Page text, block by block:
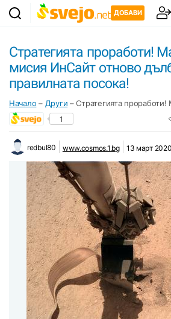
ДОБАВИ
Стратегията проработи!
мисия ИнСайт отново
правилната посока!
Начало – Други –Стратегията
1
redbul80 www.cosmos.1.bg 13 март 2020